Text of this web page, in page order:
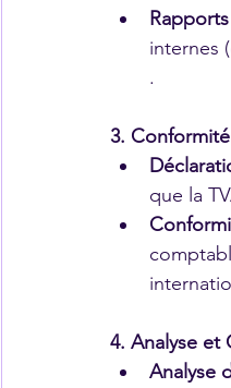
internes
.
3.
que la
4. Analyse et
Analyse